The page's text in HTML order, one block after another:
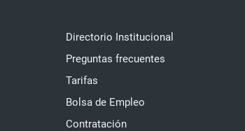
Directorio Institucional
Preguntas frecuentes
Tarifas
Bolsa de Empleo
Contratación